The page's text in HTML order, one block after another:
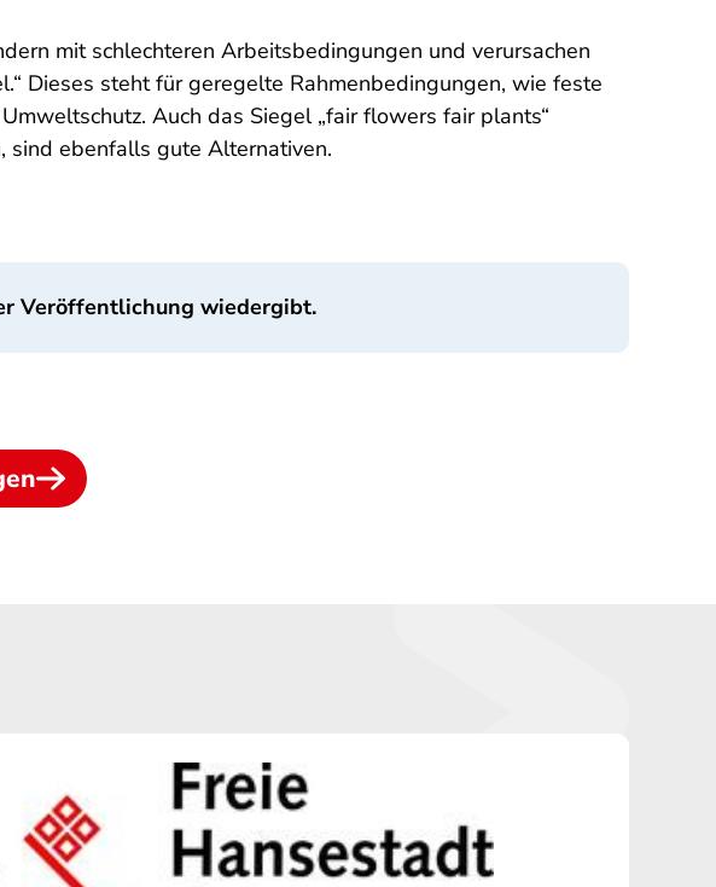
mit schlechteren Arbeitsbedingungen und verursachen
Dieses steht für geregelte Rahmenbedingungen, wie feste
Auch das Siegel „fair flowers fair plants“
sind ebenfalls gute Alternativen.
Veröffentlichung wiedergibt.